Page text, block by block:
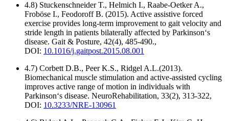
4.8) Stuckenschneider T., Helmich I., Raabe-Oetker A.,
Froböse I., Feodoroff B. (2015). Active assistive forced
exercise provides long-term improvement to gait velocity and
stride length in patients bilaterally affected by Parkinson‘s
disease. Gait & Posture, 42(4), 485-490.,
DOI: 10.1016/j.gaitpost.2015.08.001
4.7) Corbett D.B., Peer K.S., Ridgel A.L.(2013).
Biomechanical muscle stimulation and active-assisted cycling
improves active range of motion in individuals with
Parkinson‘s disease. NeuroRehabilitation, 33(2), 313-322,
DOI: 10.3233/NRE-130961